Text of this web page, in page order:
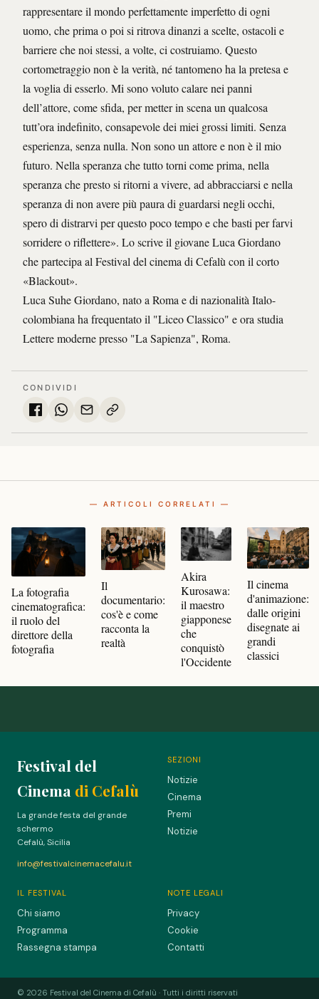
rappresentare il mondo perfettamente imperfetto di ogni
uomo, che prima o poi si ritrova dinanzi a scelte, ostacoli e
barriere che noi stessi, a volte, ci costruiamo. Questo
cortometraggio non è la verità, né tantomeno ha la pretesa e
la voglia di esserlo. Mi sono voluto calare nei panni
dell’attore, come sfida, per metter in scena un qualcosa
tutt’ora indefinito, consapevole dei miei grossi limiti. Senza
esperienza, senza nulla. Non sono un attore e non è il mio
futuro. Nella speranza che tutto torni come prima, nella
speranza che presto si ritorni a vivere, ad abbracciarsi e nella
speranza di non avere più paura di guardarsi negli occhi,
spero di distrarvi per questo poco tempo e che basti per farvi
sorridere o riflettere». Lo scrive il giovane Luca Giordano
che partecipa al Festival del cinema di Cefalù con il corto
«Blackout».
Luca Suhe Giordano, nato a Roma e di nazionalità Italo-
colombiana ha frequentato il "Liceo Classico" e ora studia
Lettere moderne presso "La Sapienza", Roma.
CONDIVIDI
— ARTICOLI CORRELATI —
La fotografia
cinematografica:
il ruolo del
direttore della
fotografia
Il
documentario:
cos'è e come
racconta la
realtà
Akira
Kurosawa:
il maestro
giapponese
che
conquistò
l'Occidente
Il cinema
d'animazione:
dalle origini
disegnate ai
grandi
classici
Festival del
Cinema di Cefalù
La grande festa del grande
schermo
Cefalù, Sicilia
info@festivalcinemacefalu.it
SEZIONI
Notizie
Cinema
Premi
Notizie
IL FESTIVAL
Chi siamo
Programma
Rassegna stampa
NOTE LEGALI
Privacy
Cookie
Contatti
© 2026 Festival del Cinema di Cefalù · Tutti i diritti riservati